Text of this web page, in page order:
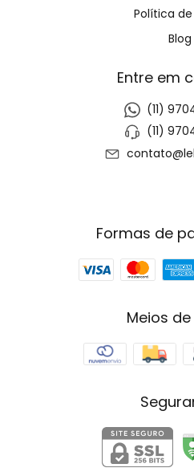
Política
Blog
Entre em
(11)
(11)
Formas de
Meios